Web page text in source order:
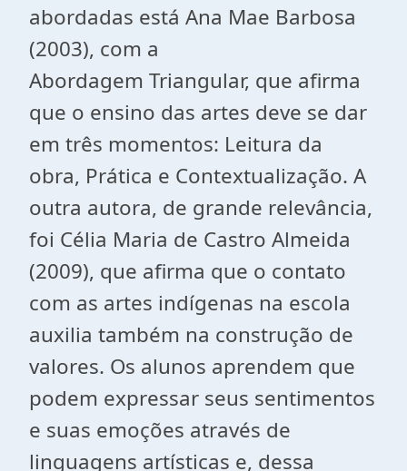
abordadas está Ana Mae Barbosa
(2003), com a
Abordagem Triangular, que afirma
que o ensino das artes deve se dar
em três momentos: Leitura da
obra, Prática e Contextualização. A
outra autora, de grande relevância,
foi Célia Maria de Castro Almeida
(2009), que afirma que o contato
com as artes indígenas na escola
auxilia também na construção de
valores. Os alunos aprendem que
podem expressar seus sentimentos
e suas emoções através de
linguagens artísticas e, dessa